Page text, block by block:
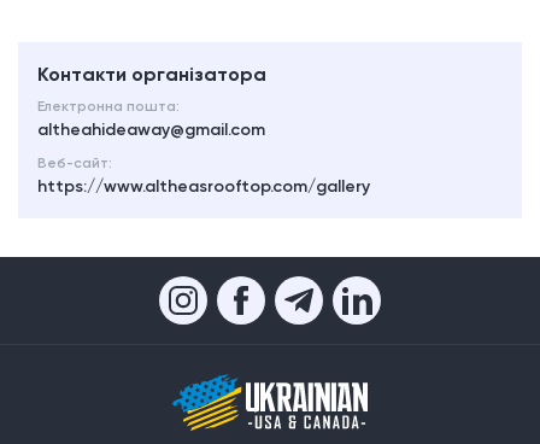
Контакти організатора
Електронна пошта:
altheahideaway@gmail.com
Веб-сайт:
https://www.altheasrooftop.com/gallery